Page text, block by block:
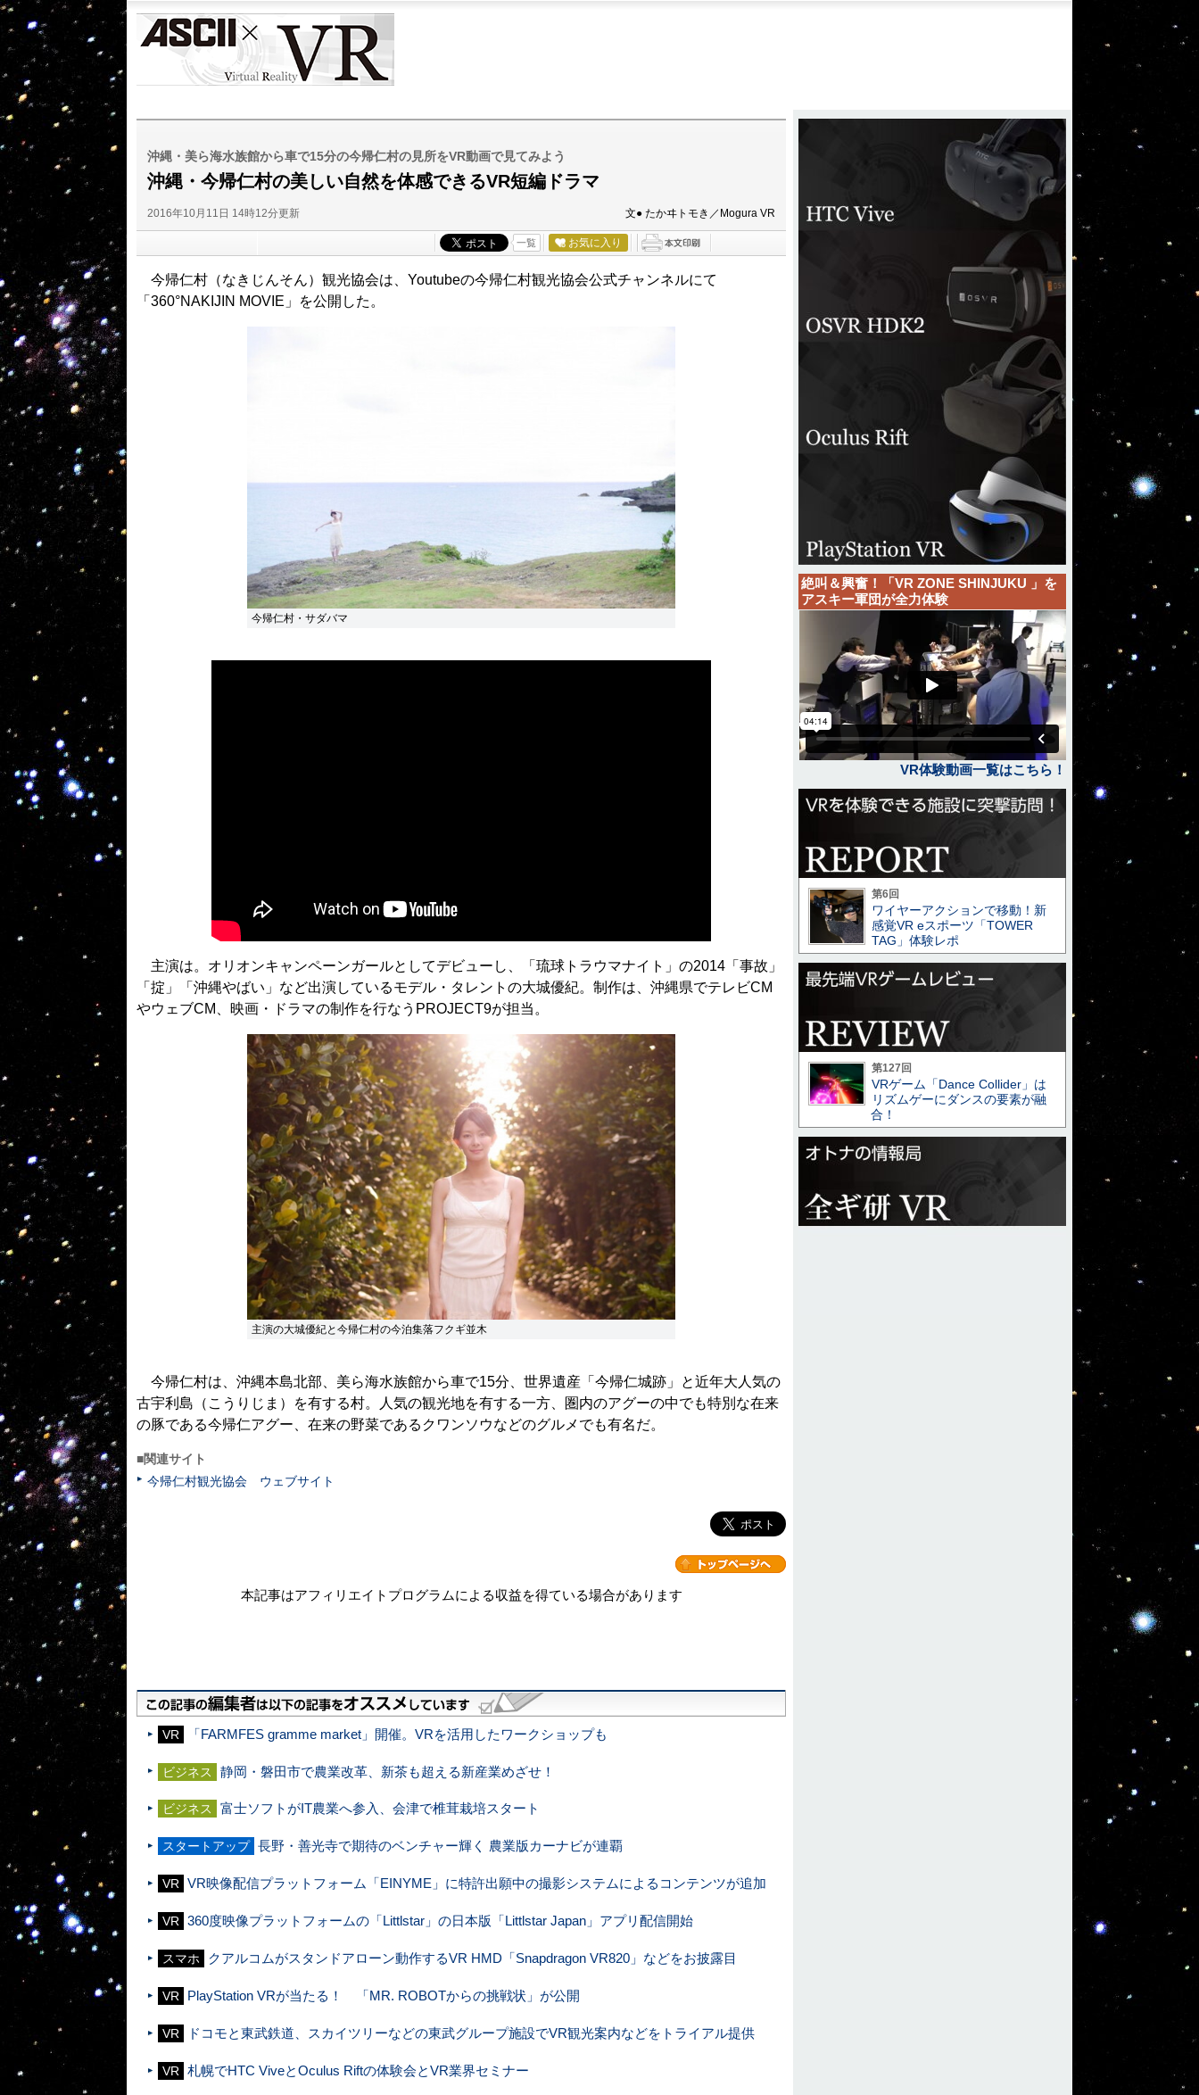
沖縄・美ら海水族館から車で15分の今帰仁村の見所をVR動画で見てみよう
沖縄・今帰仁村の美しい自然を体感できるVR短編ドラマ
2016年10月11日 14時12分更新 文● たかヰトモき／Mogura VR
一覧 お気に入り
今帰仁村（なきじんそん）観光協会は、Youtubeの今帰仁村観光協会公式チャンネルにて
「360°NAKIJIN MOVIE」を公開した。
今帰仁村・サダバマ
主演は。オリオンキャンペーンガールとしてデビューし、「琉球トラウマナイト」の2014「事故」
「掟」「沖縄やばい」など出演しているモデル・タレントの大城優紀。制作は、沖縄県でテレビCM
やウェブCM、映画・ドラマの制作を行なうPROJECT9が担当。
主演の大城優紀と今帰仁村の今泊集落フクギ並木
今帰仁村は、沖縄本島北部、美ら海水族館から車で15分、世界遺産「今帰仁城跡」と近年大人気の
古宇利島（こうりじま）を有する村。人気の観光地を有する一方、圏内のアグーの中でも特別な在来
の豚である今帰仁アグー、在来の野菜であるクワンソウなどのグルメでも有名だ。
■関連サイト
今帰仁村観光協会 ウェブサイト
本記事はアフィリエイトプログラムによる収益を得ている場合があります
VR 「FARMFES gramme market」開催。VRを活用したワークショップも
ビジネス 静岡・磐田市で農業改革、新茶も超える新産業めざせ！
ビジネス 富士ソフトがIT農業へ参入、会津で椎茸栽培スタート
スタートアップ 長野・善光寺で期待のベンチャー輝く 農業版カーナビが連覇
VR VR映像配信プラットフォーム「EINYME」に特許出願中の撮影システムによるコンテンツが追加
VR 360度映像プラットフォームの「Littlstar」の日本版「Littlstar Japan」アプリ配信開始
スマホ クアルコムがスタンドアローン動作するVR HMD「Snapdragon VR820」などをお披露目
VR PlayStation VRが当たる！ 「MR. ROBOTからの挑戦状」が公開
VR ドコモと東武鉄道、スカイツリーなどの東武グループ施設でVR観光案内などをトライアル提供
VR 札幌でHTC ViveとOculus Riftの体験会とVR業界セミナー
絶叫＆興奮！「VR ZONE SHINJUKU 」を
アスキー軍団が全力体験
VR体験動画一覧はこちら！
第6回
ワイヤーアクションで移動！新
感覚VR eスポーツ「TOWER
TAG」体験レポ
第127回
VRゲーム「Dance Collider」は
リズムゲーにダンスの要素が融
合！